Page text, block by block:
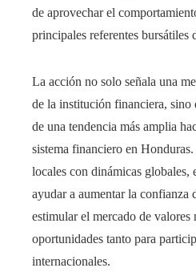
de aprovechar el
principales referentes bursátiles
La acción no solo señala una
de la institución financiera, sino
de una tendencia más amplia
sistema financiero en
locales con dinámicas globales,
ayudar a aumentar la confianza
estimular el mercado de
oportunidades tanto para
internacionales.